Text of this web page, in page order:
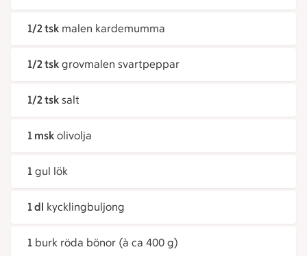
1/2 tsk malen kardemumma
1/2 tsk grovmalen svartpeppar
1/2 tsk salt
1 msk olivolja
1 gul lök
1 dl kycklingbuljong
1 burk röda bönor (à ca 400 g)